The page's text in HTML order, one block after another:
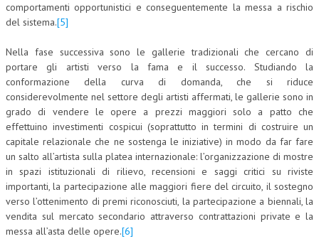
CIVILE
PENALE
NEWS
ARCHIVIO EVENTI (FINO AL 2022)
PUBBLICAZIONI
BOLLETTINO FINANZIAMENTI
TELEGRAM
comportamenti opportunistici e conseguentemente la messa a rischio
del sistema.[5]
Nella fase successiva sono le gallerie tradizionali che cercano di
portare gli artisti verso la fama e il successo. Studiando la
conformazione della curva di domanda, che si riduce
considerevolmente nel settore degli artisti affermati, le gallerie sono in
grado di vendere le opere a prezzi maggiori solo a patto che
effettuino investimenti cospicui (soprattutto in termini di costruire un
capitale relazionale che ne sostenga le iniziative) in modo da far fare
un salto all’artista sulla platea internazionale: l’organizzazione di mostre
in spazi istituzionali di rilievo, recensioni e saggi critici su riviste
importanti, la partecipazione alle maggiori fiere del circuito, il sostegno
verso l’ottenimento di premi riconosciuti, la partecipazione a biennali, la
vendita sul mercato secondario attraverso contrattazioni private e la
messa all’asta delle opere.[6]